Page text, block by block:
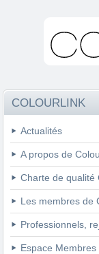
COLOURLINK
Actualités
A propos de
Charte de qualité
Les membres de
Professionnels,
Espace Membres